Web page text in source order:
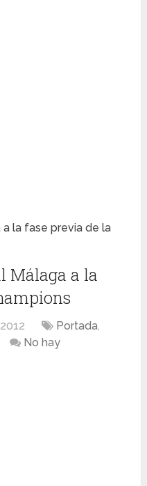
la fase previa de la
Málaga a la
Portada,
No hay